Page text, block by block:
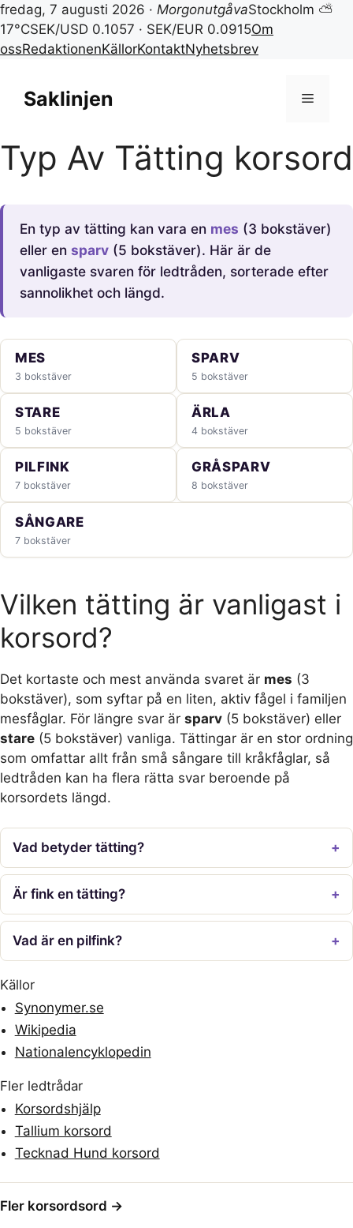
fredag, 7 augusti 2026 · MorgonutgåvaStockholm ⛅
17°CSEK/USD 0.1057 · SEK/EUR 0.0915Om
ossRedaktionenKällorKontaktNyhetsbrev
innehållSaklinjen Meny
Typ Av Tätting korsord
En typ av tätting kan vara en mes (3 bokstäver)
eller en sparv(5 bokstäver). Här är de
vanligaste svaren för ledtråden, sorterade efter
sannolikhet och längd.
MES
3 bokstäver
SPARV
5 bokstäver
STARE
5 bokstäver
ÄRLA
4 bokstäver
PILFINK
7 bokstäver
GRÅSPARV
8 bokstäver
SÅNGARE
7 bokstäver
Vilken tätting är vanligast i
korsord?
Det kortaste och mest använda svaret är mes (3
bokstäver), som syftar på en liten, aktiv fågel i familjen
mesfåglar. För längre svar är sparv (5 bokstäver) eller
stare (5 bokstäver) vanliga. Tättingar är en stor ordning
som omfattar allt från små sångare till kråkfåglar, så
ledtråden kan ha flera rätta svar beroende på
korsordets längd.
Vad betyder tätting?
Är fink en tätting?
Vad är en pilfink?
Källor
Synonymer.se
Wikipedia
Nationalencyklopedin
Fler ledtrådar
Korsordshjälp
Tallium korsord
Tecknad Hund korsord
Fler korsordsord →